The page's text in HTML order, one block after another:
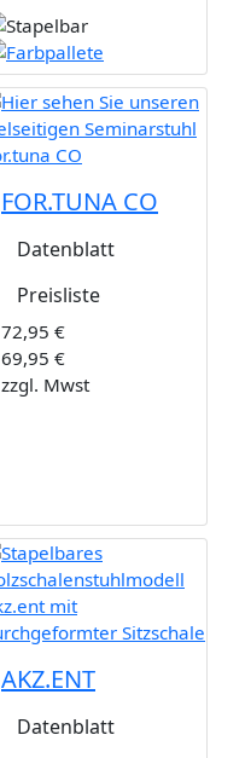
FOR.TUNA CO
Datenblatt
Preisliste
72,95 €
69,95 €
zzgl. Mwst
AKZ.ENT
Datenblatt